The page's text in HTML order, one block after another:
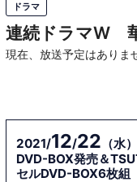
ドラマ
連続ドラマW
現在、放送予定はありま
2021/12/22 （水）
DVD-BOX発売＆
セルDVD-BOX6枚